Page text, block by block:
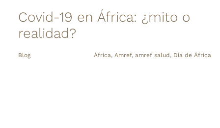
Covid-19 en África: ¿mito o
realidad?
Blog África, Amref, amref salud, Día de África